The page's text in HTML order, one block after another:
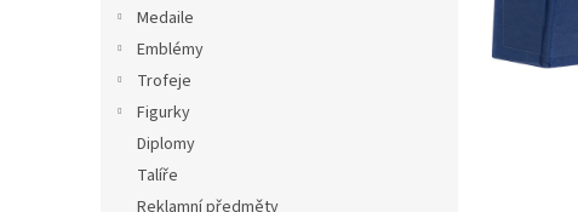
Medaile
Emblémy
Trofeje
Figurky
Diplomy
Talíře
Reklamní předměty